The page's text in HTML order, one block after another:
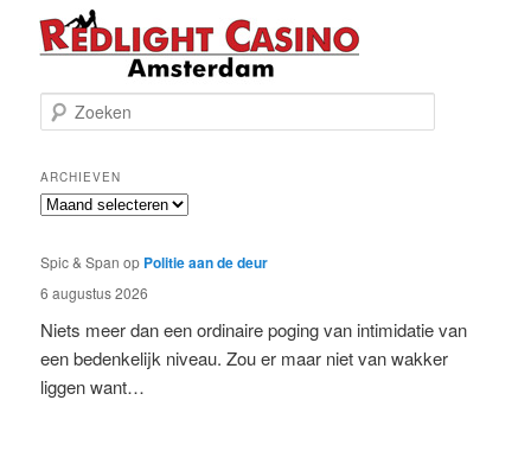
o
k
e
n
ARCHIEVEN
Archieven
Spic & Span op Politie aan de deur
6 augustus 2026
Niets meer dan een ordinaire poging van intimidatie van
een bedenkelijk niveau. Zou er maar niet van wakker
liggen want…